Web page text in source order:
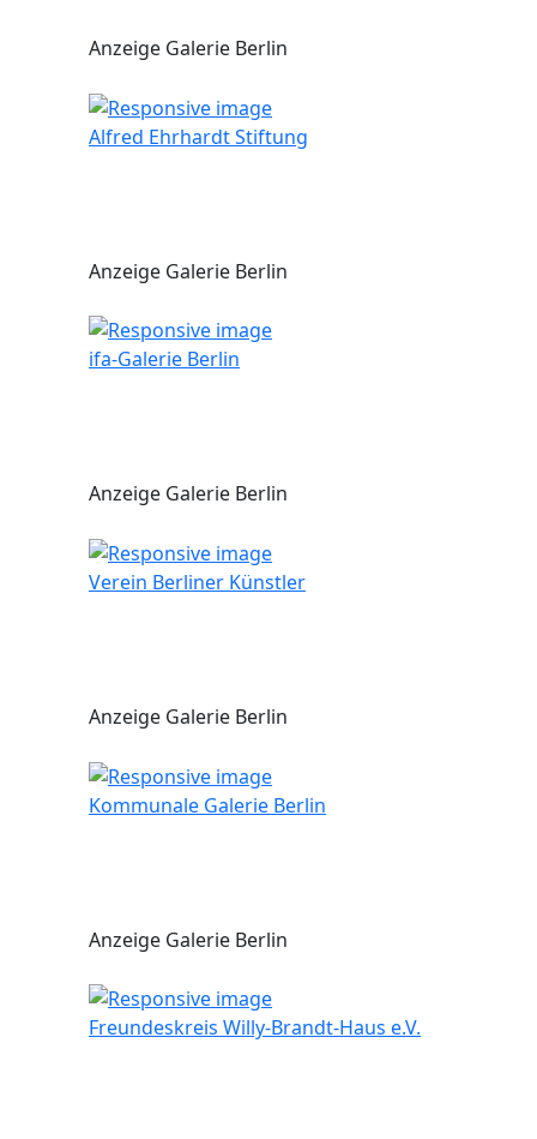
Anzeige Galerie Berlin
Alfred Ehrhardt Stiftung
Anzeige Galerie Berlin
ifa-Galerie Berlin
Anzeige Galerie Berlin
Verein Berliner Künstler
Anzeige Galerie Berlin
Kommunale Galerie Berlin
Anzeige Galerie Berlin
Freundeskreis Willy-Brandt-Haus e.V.